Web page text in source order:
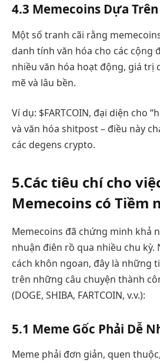
4.3 Memecoins Dựa
Một số tranh cãi rằng
danh tính văn hóa cho các cộng
nhiều văn hóa hoạt động, giá trị
mẽ và lâu bền.
Ví dụ: $FARTCOIN, đại diện cho
và văn hóa shitpost – điều này
các degens crypto.
5.Các tiêu chí cho
Memecoins có Tiềm
Memecoins đã chứng minh khả
nhuận điên rồ qua nhiều chu kỳ.
cách khôn ngoan, đây là những
trên những câu chuyện thành
(DOGE, SHIBA, FARTCOIN, v.v.):
5.1 Meme Gốc Phải Dễ
Meme phải đơn giản, quen